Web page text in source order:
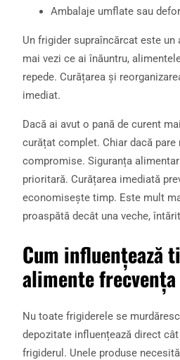
Ambalaje umflate sau
Un frigider supraîncărcat este un
mai vezi ce ai înăuntru,
repede. Curățarea și
imediat.
Dacă ai avut o pană de curent
curățat complet. Chiar dacă
compromise. Siguranța
prioritară. Curățarea imediată
economisește timp. Este mult
proaspătă decât una veche,
Cum influențează
alimente
Nu toate frigiderele se
depozitate influențează direct
frigiderul. Unele produse